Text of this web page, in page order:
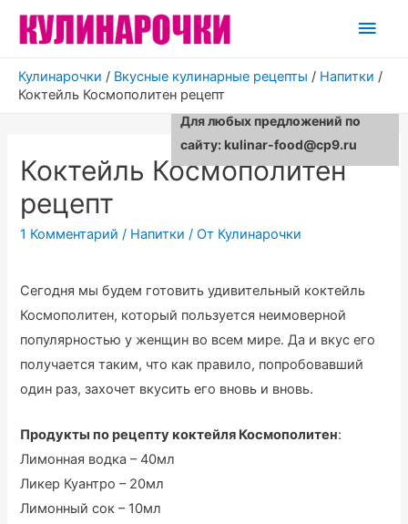
Кулинарочки / Вкусные кулинарные рецепты / Напитки /
Коктейль Космополитен рецепт
Коктейль Космополитен
рецепт
1 Комментарий / Напитки / От Кулинарочки
Сегодня мы будем готовить удивительный коктейль
Космополитен, который пользуется неимоверной
популярностью у женщин во всем мире. Да и вкус его
получается таким, что как правило, попробовавший
один раз, захочет вкусить его вновь и вновь.
Продукты по рецепту коктейля Космополитен:
Лимонная водка – 40мл
Ликер Куантро – 20мл
Лимонный сок – 10мл
Для любых предложений по
сайту: kulinar-food@cp9.ru